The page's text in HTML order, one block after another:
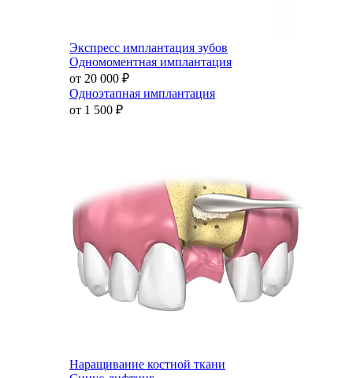
Экспресс имплантация зубов
Одномоментная имплантация
от 20 000 ₽
Одноэтапная имплантация
от 1 500 ₽
Наращивание костной ткани